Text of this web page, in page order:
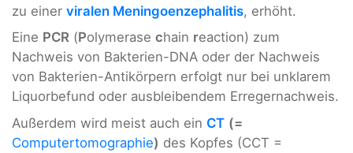
zu einer viralen Meningoenzephalitis, erhöht.
Eine PCR (Polymerase chain reaction) zum
Nachweis von Bakterien-DNA oder der Nachweis
von Bakterien-Antikörpern erfolgt nur bei unklarem
Liquorbefund oder ausbleibendem Erregernachweis.
Außerdem wird meist auch ein CT (=
Computertomographie) des Kopfes (CCT =